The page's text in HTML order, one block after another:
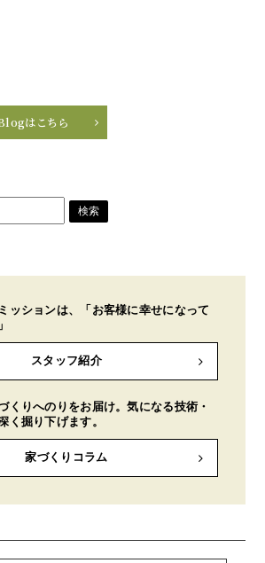
はこちら
ッションは、「お客様に幸せになって
スタッフ紹介
くりへのりをお届け。気になる技術・
く掘り下げます。
家づくりコラム